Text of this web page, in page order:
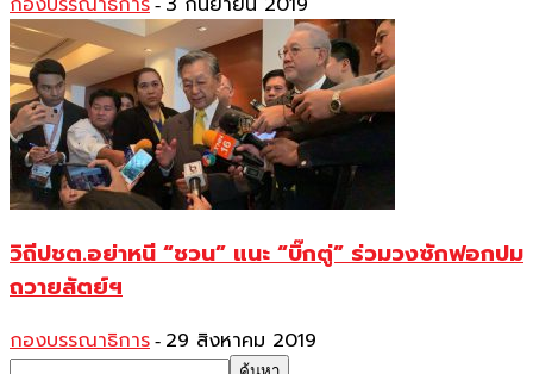
-
วิถีปชต.อย่าหนี “ชวน” แนะ “บิ๊กตู่” ร่วมวงซักฟอกปม
ถวายสัตย์ฯ
กองบรรณาธิการ - 29 สิงหาคม 2019